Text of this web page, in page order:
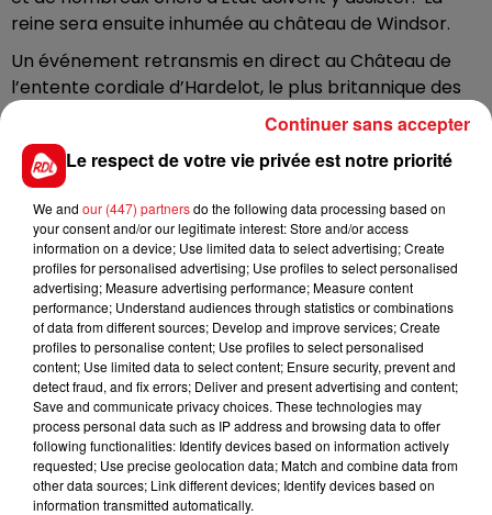
reine sera ensuite inhumée au château de Windsor.
Un événement retransmis en direct au Château de
l’entente cordiale d’Hardelot, le plus britannique des
monuments de la région. L’accès est libre, dès 9h30,
dans la limite des places disponibles dans le théâtre
élisabéthain du centre culturel.
La ville de Saint-Omer elle propose un temps de
recueillement, à 18h30, au kiosque du jardin public, en
présence de l’harmonie municipale.
FIL D'ACTUS
Le respect de votre vie privée est notre priorité
We and our (447) partnersdo the following data processing based on
your consent and/or our legitimate interest: Store and/or access
information on a device; Use limited data to select advertising; Create
profiles for personalised advertising; Use profiles to select personalised
advertising; Measure advertising performance; Measure content
performance; Understand audiences through statistics or combinations
of data from different sources; Develop and improve services; Create
profiles to personalise content; Use profiles to select personalised
content; Use limited data to select content; Ensure security, prevent and
detect fraud, and fix errors; Deliver and present advertising and content;
Save and communicate privacy choices. These technologies may
process personal data such as IP address and browsing data to offer
following functionalities: Identify devices based on information actively
requested; Use precise geolocation data; Match and combine data from
other data sources; Link different devices; Identify devices based on
information transmitted automatically.
Continuer sans accepter